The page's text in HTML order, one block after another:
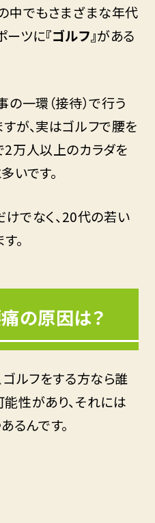
中でもさまざまな年代
ーツに『ゴルフ』がある
の一環（接待）で行う
が、実はゴルフで腰を
万人以上のカラダを
いです。
でなく、20代の若い
。
の原因は？
ゴルフをする方なら誰
性があり、それには
るんです。